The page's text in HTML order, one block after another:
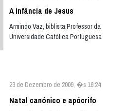
A infância de Jesus
Armindo Vaz, biblista,Professor da
Universidade Católica Portuguesa
23 de Dezembro de 2009, �s 16:24
Natal canónico e apócrifo